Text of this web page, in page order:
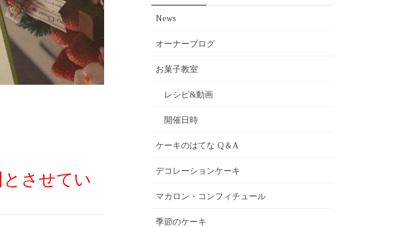
とさせてい
News
オーナーブログ
お菓子教室
レシピ&動画
開催日時
ケーキのはてな Q＆A
デコレーションケーキ
マカロン・コンフィチュール
季節のケーキ